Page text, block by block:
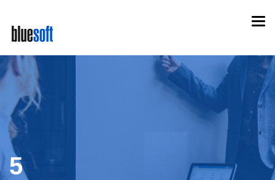
main
content
5